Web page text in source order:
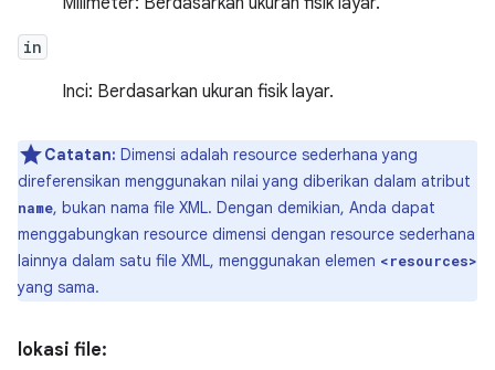
in
Inci: Berdasarkan ukuran fisik layar.
Catatan: Dimensi adalah resource sederhana yang
direferensikan menggunakan nilai yang diberikan dalam atribut
name, bukan nama file XML. Dengan demikian, Anda dapat
menggabungkan resource dimensi dengan resource sederhana
lainnya dalam satu file XML, menggunakan elemen <resources>
yang sama.
lokasi file: